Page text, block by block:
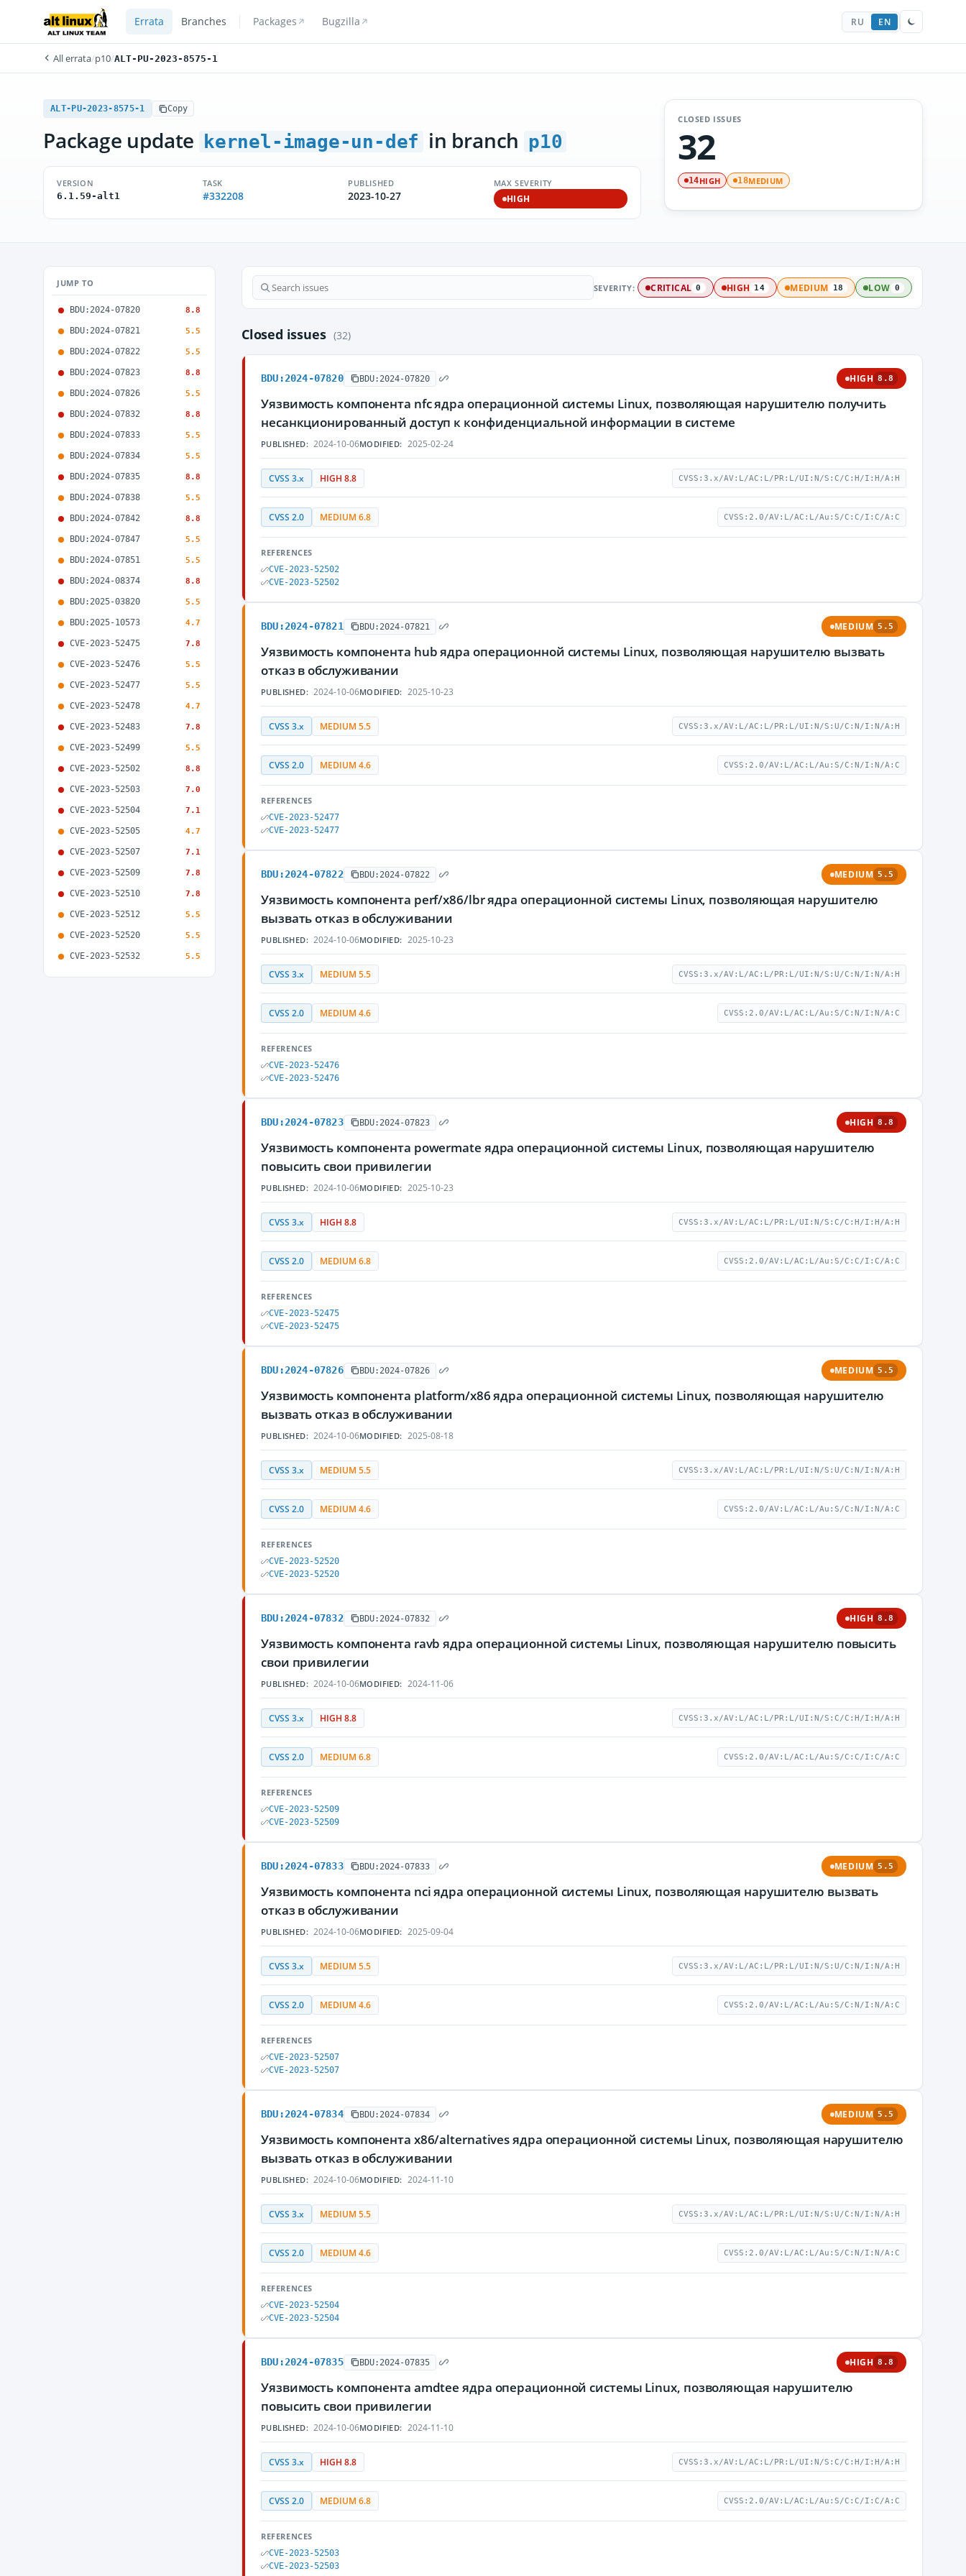
Errata Branches Packages Bugzilla RU EN
All errata/p10/ALT-PU-2023-8575-1
ALT-PU-2023-8575-1 Copy
Package update kernel-image-un-def in branch p10
VERSION
6.1.59-alt1
TASK
#332208
PUBLISHED
2023-10-27
MAX SEVERITY
HIGH
CLOSED ISSUES
32
14HIGH 18MEDIUM
JUMP TO
BDU:2024-07820 8.8
BDU:2024-07821 5.5
BDU:2024-07822 5.5
BDU:2024-07823 8.8
BDU:2024-07826 5.5
BDU:2024-07832 8.8
BDU:2024-07833 5.5
BDU:2024-07834 5.5
BDU:2024-07835 8.8
BDU:2024-07838 5.5
BDU:2024-07842 8.8
BDU:2024-07847 5.5
BDU:2024-07851 5.5
BDU:2024-08374 8.8
BDU:2025-03820 5.5
BDU:2025-10573 4.7
CVE-2023-52475 7.8
CVE-2023-52476 5.5
CVE-2023-52477 5.5
CVE-2023-52478 4.7
CVE-2023-52483 7.8
CVE-2023-52499 5.5
CVE-2023-52502 8.8
CVE-2023-52503 7.0
CVE-2023-52504 7.1
CVE-2023-52505 4.7
CVE-2023-52507 7.1
CVE-2023-52509 7.8
CVE-2023-52510 7.8
CVE-2023-52512 5.5
CVE-2023-52520 5.5
CVE-2023-52532 5.5
SEVERITY: CRITICAL 0 HIGH 14 MEDIUM 18 LOW 0
Closed issues (32)
BDU:2024-07820 BDU:2024-07820 HIGH 8.8
Уязвимость компонента nfc ядра операционной системы Linux, позволяющая нарушителю получить
несанкционированный доступ к конфиденциальной информации в системе
PUBLISHED: 2024-10-06MODIFIED: 2025-02-24
CVSS 3.x HIGH 8.8 CVSS:3.x/AV:L/AC:L/PR:L/UI:N/S:C/C:H/I:H/A:H
CVSS 2.0 MEDIUM 6.8 CVSS:2.0/AV:L/AC:L/Au:S/C:C/I:C/A:C
REFERENCES
CVE-2023-52502
CVE-2023-52502
BDU:2024-07821 BDU:2024-07821 MEDIUM 5.5
Уязвимость компонента hub ядра операционной системы Linux, позволяющая нарушителю вызвать
отказ в обслуживании
PUBLISHED: 2024-10-06MODIFIED: 2025-10-23
CVSS 3.x MEDIUM 5.5 CVSS:3.x/AV:L/AC:L/PR:L/UI:N/S:U/C:N/I:N/A:H
CVSS 2.0 MEDIUM 4.6 CVSS:2.0/AV:L/AC:L/Au:S/C:N/I:N/A:C
REFERENCES
CVE-2023-52477
CVE-2023-52477
BDU:2024-07822 BDU:2024-07822 MEDIUM 5.5
Уязвимость компонента perf/x86/lbr ядра операционной системы Linux, позволяющая нарушителю
вызвать отказ в обслуживании
PUBLISHED: 2024-10-06MODIFIED: 2025-10-23
CVSS 3.x MEDIUM 5.5 CVSS:3.x/AV:L/AC:L/PR:L/UI:N/S:U/C:N/I:N/A:H
CVSS 2.0 MEDIUM 4.6 CVSS:2.0/AV:L/AC:L/Au:S/C:N/I:N/A:C
REFERENCES
CVE-2023-52476
CVE-2023-52476
BDU:2024-07823 BDU:2024-07823 HIGH 8.8
Уязвимость компонента powermate ядра операционной системы Linux, позволяющая нарушителю
повысить свои привилегии
PUBLISHED: 2024-10-06MODIFIED: 2025-10-23
CVSS 3.x HIGH 8.8 CVSS:3.x/AV:L/AC:L/PR:L/UI:N/S:C/C:H/I:H/A:H
CVSS 2.0 MEDIUM 6.8 CVSS:2.0/AV:L/AC:L/Au:S/C:C/I:C/A:C
REFERENCES
CVE-2023-52475
CVE-2023-52475
BDU:2024-07826 BDU:2024-07826 MEDIUM 5.5
Уязвимость компонента platform/x86 ядра операционной системы Linux, позволяющая нарушителю
вызвать отказ в обслуживании
PUBLISHED: 2024-10-06MODIFIED: 2025-08-18
CVSS 3.x MEDIUM 5.5 CVSS:3.x/AV:L/AC:L/PR:L/UI:N/S:U/C:N/I:N/A:H
CVSS 2.0 MEDIUM 4.6 CVSS:2.0/AV:L/AC:L/Au:S/C:N/I:N/A:C
REFERENCES
CVE-2023-52520
CVE-2023-52520
BDU:2024-07832 BDU:2024-07832 HIGH 8.8
Уязвимость компонента ravb ядра операционной системы Linux, позволяющая нарушителю повысить
свои привилегии
PUBLISHED: 2024-10-06MODIFIED: 2024-11-06
CVSS 3.x HIGH 8.8 CVSS:3.x/AV:L/AC:L/PR:L/UI:N/S:C/C:H/I:H/A:H
CVSS 2.0 MEDIUM 6.8 CVSS:2.0/AV:L/AC:L/Au:S/C:C/I:C/A:C
REFERENCES
CVE-2023-52509
CVE-2023-52509
BDU:2024-07833 BDU:2024-07833 MEDIUM 5.5
Уязвимость компонента nci ядра операционной системы Linux, позволяющая нарушителю вызвать
отказ в обслуживании
PUBLISHED: 2024-10-06MODIFIED: 2025-09-04
CVSS 3.x MEDIUM 5.5 CVSS:3.x/AV:L/AC:L/PR:L/UI:N/S:U/C:N/I:N/A:H
CVSS 2.0 MEDIUM 4.6 CVSS:2.0/AV:L/AC:L/Au:S/C:N/I:N/A:C
REFERENCES
CVE-2023-52507
CVE-2023-52507
BDU:2024-07834 BDU:2024-07834 MEDIUM 5.5
Уязвимость компонента x86/alternatives ядра операционной системы Linux, позволяющая нарушителю
вызвать отказ в обслуживании
PUBLISHED: 2024-10-06MODIFIED: 2024-11-10
CVSS 3.x MEDIUM 5.5 CVSS:3.x/AV:L/AC:L/PR:L/UI:N/S:U/C:N/I:N/A:H
CVSS 2.0 MEDIUM 4.6 CVSS:2.0/AV:L/AC:L/Au:S/C:N/I:N/A:C
REFERENCES
CVE-2023-52504
CVE-2023-52504
BDU:2024-07835 BDU:2024-07835 HIGH 8.8
Уязвимость компонента amdtee ядра операционной системы Linux, позволяющая нарушителю
повысить свои привилегии
PUBLISHED: 2024-10-06MODIFIED: 2024-11-10
CVSS 3.x HIGH 8.8 CVSS:3.x/AV:L/AC:L/PR:L/UI:N/S:C/C:H/I:H/A:H
CVSS 2.0 MEDIUM 6.8 CVSS:2.0/AV:L/AC:L/Au:S/C:C/I:C/A:C
REFERENCES
CVE-2023-52503
CVE-2023-52503